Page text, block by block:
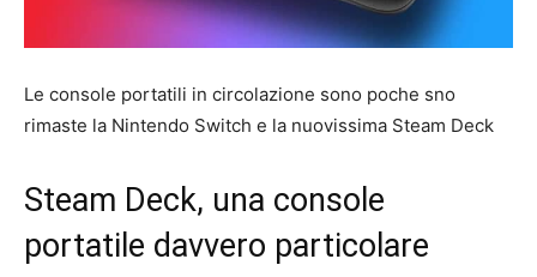
Le console portatili in circolazione sono poche sno
rimaste la Nintendo Switch e la nuovissima Steam Deck
Steam Deck, una console
portatile davvero particolare